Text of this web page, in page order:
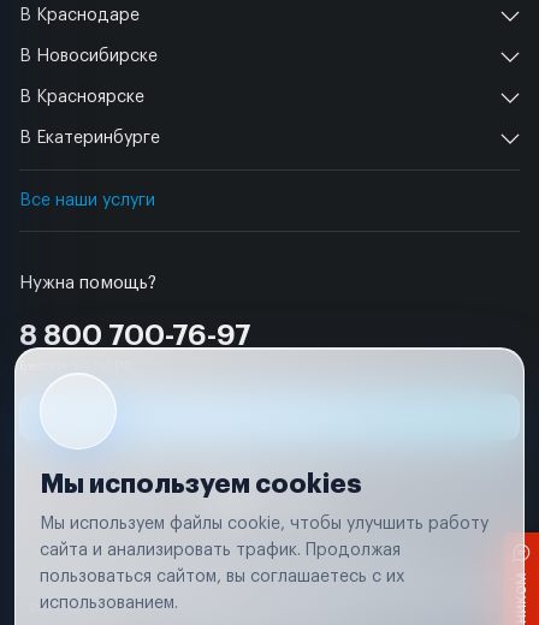
Нужна помощь?
8 800 700-76-97
В Краснодаре
В Новосибирске
В Красноярске
В Екатеринбурге
Все наши услуги
Условия использования
Удаление аккаунта
Вся информация, представленная на сайте, носит исключительно
соответствии с положениями статьи 437 (п. 2) Гражданского кодекса
Мы используем cookies
Мы используем файлы cookie, чтобы улучшить работу
сайта и анализировать трафик. Продолжая
пользоваться сайтом, вы соглашаетесь с их
использованием.